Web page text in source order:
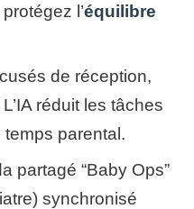
l’équilibre
de réception,
réduit les tâches
parental.
partagé “Baby Ops”
synchronisé